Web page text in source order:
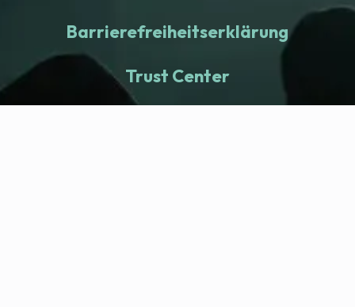
Barrierefreiheitserklärung
Trust Center